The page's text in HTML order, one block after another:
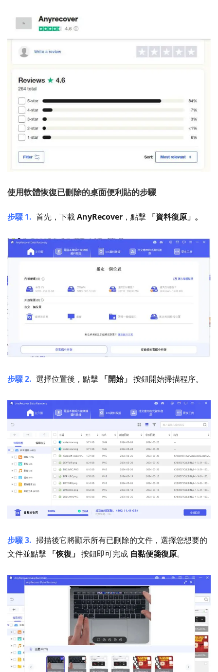
使用軟體恢復已刪除的桌面便利貼的步驟
步驟 1. 首先，下載AnyRecover ，點擊 「資料復原」。
步驟 2. 選擇位置後，點擊 「開始」 按鈕開始掃描程序。
步驟 3. 掃描後它將顯示所有已刪除的文件，選擇您想要的
文件並點擊 「恢復」 按鈕即可完成 自黏便箋復原。